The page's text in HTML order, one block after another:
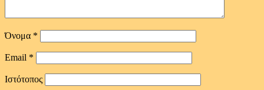
Όνομα *
Email *
Ιστότοπος